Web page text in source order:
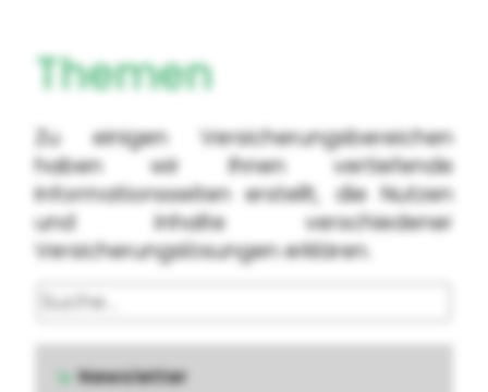
Themen
Zu einigen Versicherungsbereichen
haben wir Ihnen vertiefende
Informationsseiten erstellt, die Nutzen
und Inhalte verschiedener
Versicherungslösungen erklären.
Suche
Newsletter